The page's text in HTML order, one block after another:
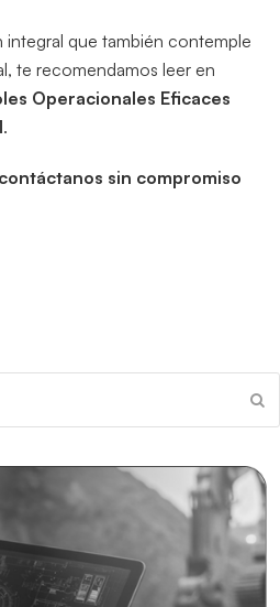
integral que también contemple
te recomendamos leer en
Operacionales Eficaces
.
sin compromiso